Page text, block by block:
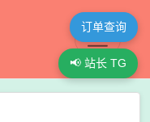
订单查询
📢 站长 TG